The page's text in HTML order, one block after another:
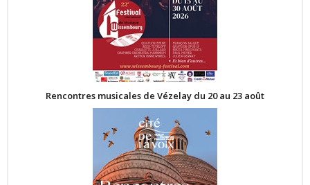
Rencontres musicales de Vézelay du 20 au 23 août